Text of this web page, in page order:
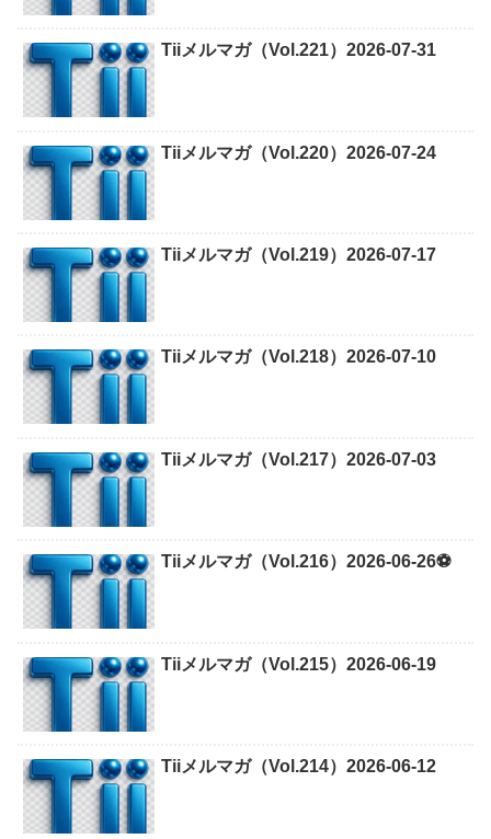
Tiiメルマガ（Vol.221）2026-07-31
Tiiメルマガ（Vol.220）2026-07-24
Tiiメルマガ（Vol.219）2026-07-17
Tiiメルマガ（Vol.218）2026-07-10
Tiiメルマガ（Vol.217）2026-07-03
Tiiメルマガ（Vol.216）2026-06-26⚽
Tiiメルマガ（Vol.215）2026-06-19
Tiiメルマガ（Vol.214）2026-06-12